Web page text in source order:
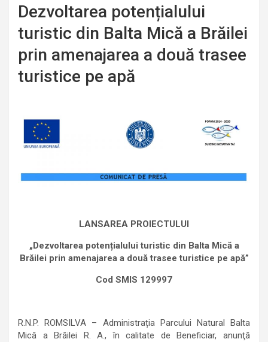
Dezvoltarea potențialului
turistic din Balta Mică a Brăilei
prin amenajarea a două trasee
turistice pe apă
LANSAREA PROIECTULUI
„Dezvoltarea potențialului turistic din Balta Mică a
Brăilei prin amenajarea a două trasee turistice pe apă”
Cod SMIS 129997
R.N.P. ROMSILVA – Administrația Parcului Natural Balta
Mică a Brăilei R. A., în calitate de Beneficiar, anunţă